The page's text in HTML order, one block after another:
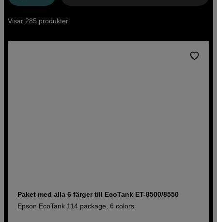
Visar 285 produkter
Paket med alla 6 färger till EcoTank ET-8500/8550
Epson EcoTank 114 package, 6 colors